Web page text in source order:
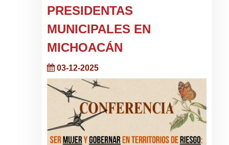
PRESIDENTAS
MUNICIPALES EN
MICHOACÁN
03-12-2025